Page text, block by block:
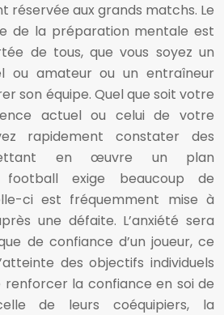
réservée aux grands matchs. Le
de la préparation mentale est
de tous, que vous soyez un
ou amateur ou un entraîneur
son équipe. Quel que soit votre
actuel ou celui de votre
rapidement constater des
en œuvre un plan
football exige beaucoup de
ci est fréquemment mise à
une défaite. L’anxiété sera
de confiance d’un joueur, ce
des objectifs individuels
renforcer la confiance en soi de
de leurs coéquipiers, la